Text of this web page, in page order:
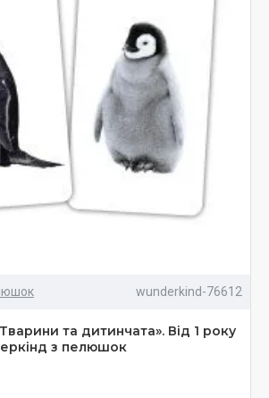
wunderkind-76612
та дитинчата». Від 1 року
з пелюшок